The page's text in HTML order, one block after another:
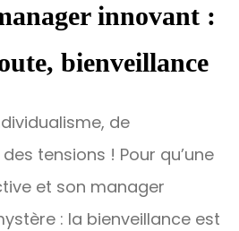
innovant :
bienveillance
de
tensions ! Pour qu’une
et son manager
: la bienveillance est